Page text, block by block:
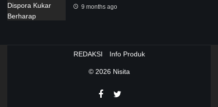
9 months ago
REDAKSI Info Produk
© 2026 Nisita